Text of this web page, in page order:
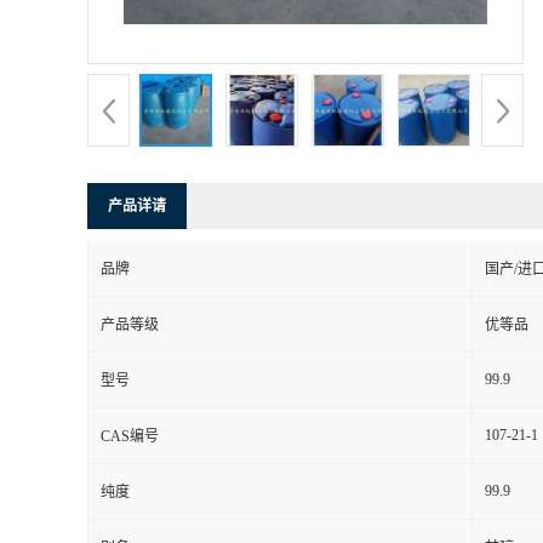
产品详请
品牌 国产/进
产品等级 优等品
型号 99.9
CAS编号 107-21-1
纯度 99.9